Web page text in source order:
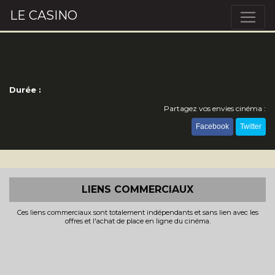
LE CASINO
Durée :
Partagez vos envies cinéma :
Facebook Twitter
LIENS COMMERCIAUX
Ces liens commerciaux sont totalement indépendants et sans lien avec les
offres et l'achat de place en ligne du cinéma.